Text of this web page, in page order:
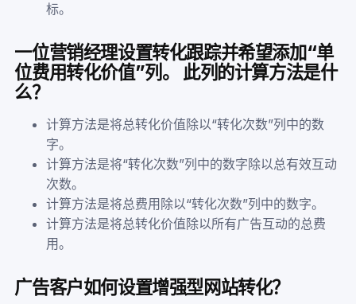
标。
一位营销经理设置转化跟踪并希望添加“单
位费用转化价值”列。 此列的计算方法是什
么？
计算方法是将总转化价值除以“转化次数”列中的数
字。
计算方法是将“转化次数”列中的数字除以总有效互动
次数。
计算方法是将总费用除以“转化次数”列中的数字。
计算方法是将总转化价值除以所有广告互动的总费
用。
广告客户如何设置增强型网站转化？